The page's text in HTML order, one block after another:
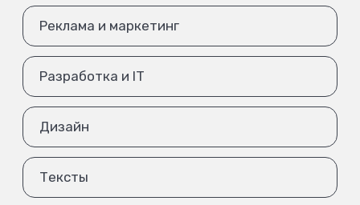
Реклама и маркетинг
Разработка и IT
Дизайн
Тексты